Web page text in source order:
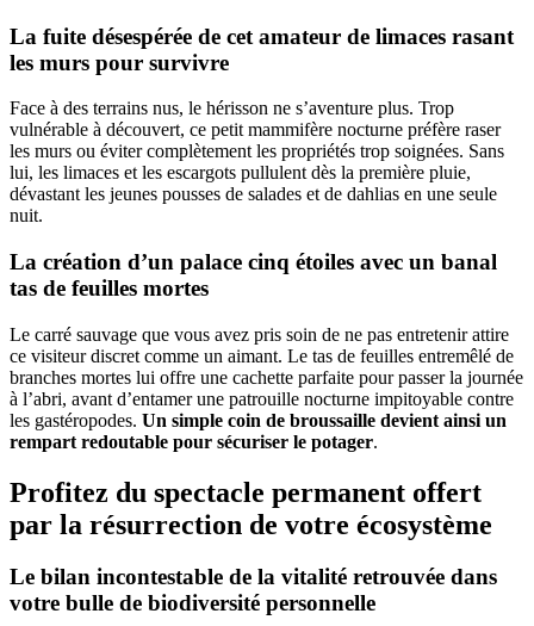
La fuite désespérée de cet amateur de limaces rasant
les murs pour survivre
Face à des terrains nus, le hérisson ne s’aventure plus. Trop
vulnérable à découvert, ce petit mammifère nocturne préfère raser
les murs ou éviter complètement les propriétés trop soignées. Sans
lui, les limaces et les escargots pullulent dès la première pluie,
dévastant les jeunes pousses de salades et de dahlias en une seule
nuit.
La création d’un palace cinq étoiles avec un banal
tas de feuilles mortes
Le carré sauvage que vous avez pris soin de ne pas entretenir attire
ce visiteur discret comme un aimant. Le tas de feuilles entremêlé de
branches mortes lui offre une cachette parfaite pour passer la journée
à l’abri, avant d’entamer une patrouille nocturne impitoyable contre
les gastéropodes. Un simple coin de broussaille devient ainsi un
rempart redoutable pour sécuriser le potager.
Profitez du spectacle permanent offert
par la résurrection de votre écosystème
Le bilan incontestable de la vitalité retrouvée dans
votre bulle de biodiversité personnelle